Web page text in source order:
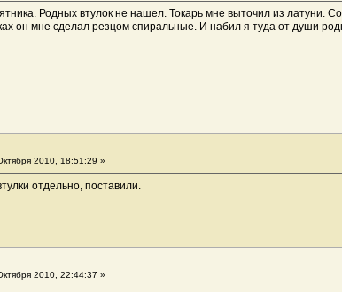
Родных втулок не нашел. Токарь мне выточил из латуни.
он мне сделал резцом спиральные. И набил я туда от души
2010, 18:51:29 »
отдельно, поставили.
2010, 22:44:37 »